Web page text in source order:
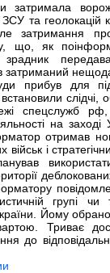
затримала
та геолокацій
Але затримання
що, як
затриманий
прибув для
встановили
спецслужб
на
отримав
і
групі чи
Йому
Триває
до